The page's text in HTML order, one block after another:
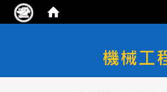
國立陽明交